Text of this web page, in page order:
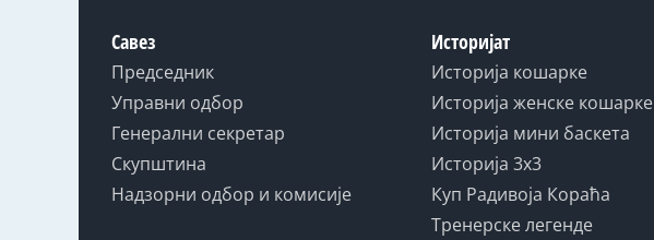
Савез
Председник
Управни одбор
Генерални секретар
Скупштина
Надзорни одбор и комисије
Историјат
Историја кошарке
Историја женске кошарке
Историја мини баскета
Историја 3x3
Куп Радивоја Кораћа
Тренерске легенде